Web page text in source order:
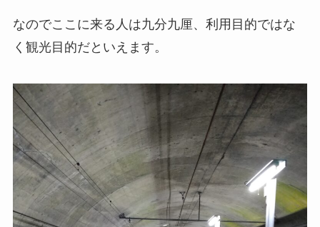
なのでここに来る人は九分九厘、利用目的ではな
く観光目的だといえます。